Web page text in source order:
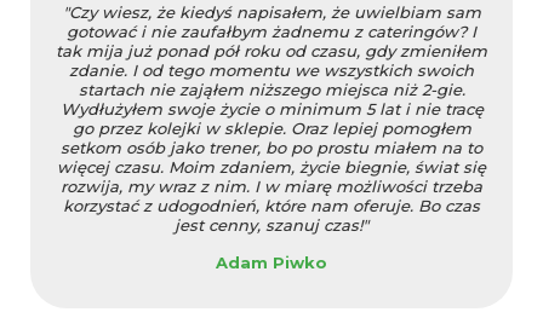
"Czy wiesz, że kiedyś napisałem, że uwielbiam sam
gotować i nie zaufałbym żadnemu z cateringów? I
tak mija już ponad pół roku od czasu, gdy zmieniłem
zdanie. I od tego momentu we wszystkich swoich
startach nie zająłem niższego miejsca niż 2-gie.
Wydłużyłem swoje życie o minimum 5 lat i nie tracę
go przez kolejki w sklepie. Oraz lepiej pomogłem
setkom osób jako trener, bo po prostu miałem na to
więcej czasu. Moim zdaniem, życie biegnie, świat się
rozwija, my wraz z nim. I w miarę możliwości trzeba
korzystać z udogodnień, które nam oferuje. Bo czas
jest cenny, szanuj czas!"
Adam Piwko